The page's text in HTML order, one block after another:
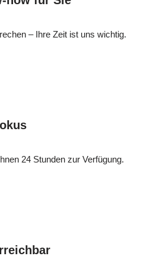
– Ihre Zeit ist uns wichtig.
24 Stunden zur Verfügung.